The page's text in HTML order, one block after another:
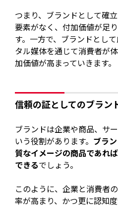
つまり、ブランドとして確
要素がなく、付加価値が足
す。一方で、ブランドとし
タル媒体を通じて消費者が
加価値が高まっていきます。
信頼の証としてのブラン
ブランドは企業や商品、サ
いう役割があります。 ブラ
質なイメージの商品であれ
できるでしょう。
このように、企業と消費者
率が高まり、かつ更に認知